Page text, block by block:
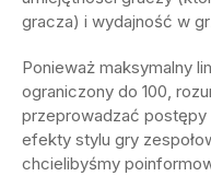
gracza) i wydajność w
Ponieważ maksymalny
ograniczony do 100,
przeprowadzać postępy
efekty stylu gry
chcielibyśmy